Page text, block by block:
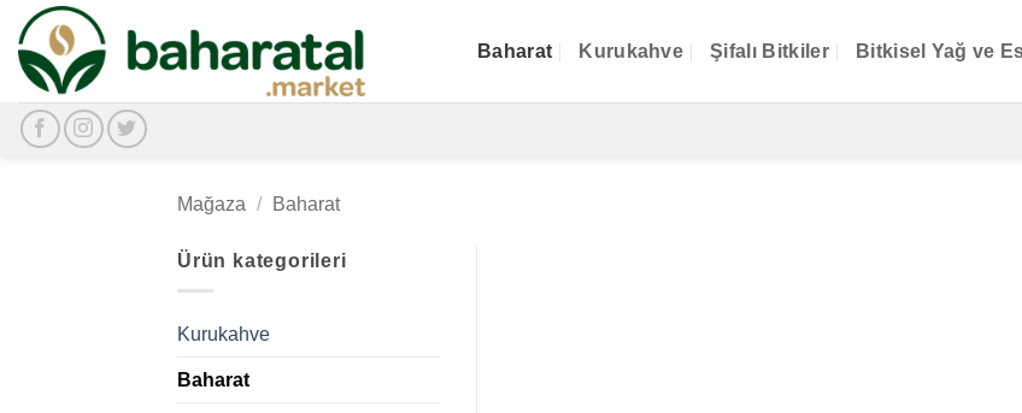
İçeriğe
atla
Baharat Kurukahve Şifalı Bitkiler Bitkisel Yağ ve
Mağaza / Baharat
Ürün kategorileri
Kurukahve
Baharat